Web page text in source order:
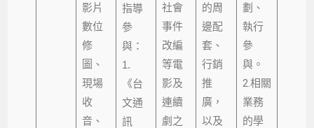
影片
數位
修
圖、
現場
收
音、
指導
參
與：
1.
《台
文通
訊
社會
事件
改編
等電
影及
連續
劇之
的周
邊配
套、
行銷
推
廣，
以及
劃、
執行
參
與。
2.相關
業務
的學